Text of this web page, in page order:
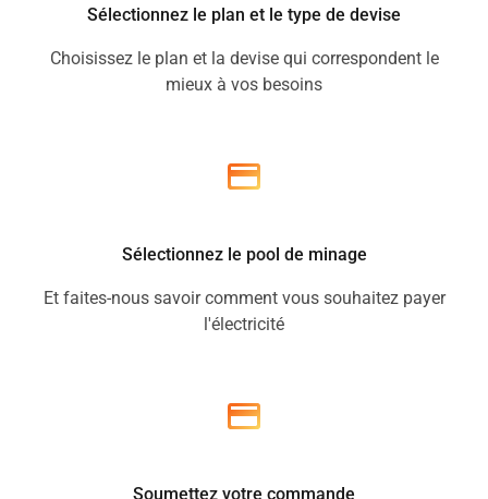
Sélectionnez le plan et le type de devise
Choisissez le plan et la devise qui correspondent le
mieux à vos besoins
Sélectionnez le pool de minage
Et faites-nous savoir comment vous souhaitez payer
l'électricité
Soumettez votre commande